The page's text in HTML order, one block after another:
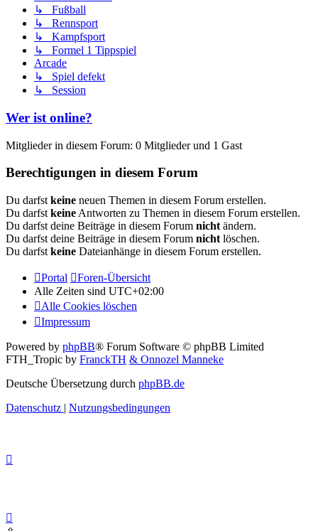
↳ Fußball
↳ Rennsport
↳ Kampfsport
↳ Formel 1 Tippspiel
Arcade
↳ Spiel defekt
↳ Session
Wer ist online?
Mitglieder in diesem Forum: 0 Mitglieder und 1 Gast
Berechtigungen in diesem Forum
Du darfst keine neuen Themen in diesem Forum erstellen.
Du darfst keine Antworten zu Themen in diesem Forum erstellen.
Du darfst deine Beiträge in diesem Forum nicht ändern.
Du darfst deine Beiträge in diesem Forum nicht löschen.
Du darfst keine Dateianhänge in diesem Forum erstellen.
Portal
Foren-Übersicht
Alle Zeiten sind UTC+02:00
Alle Cookies löschen
Impressum
Powered by phpBB® Forum Software © phpBB Limited
FTH_Tropic by FranckTH & Onnozel Manneke
Deutsche Übersetzung durch phpBB.de
Datenschutz | Nutzungsbedingungen